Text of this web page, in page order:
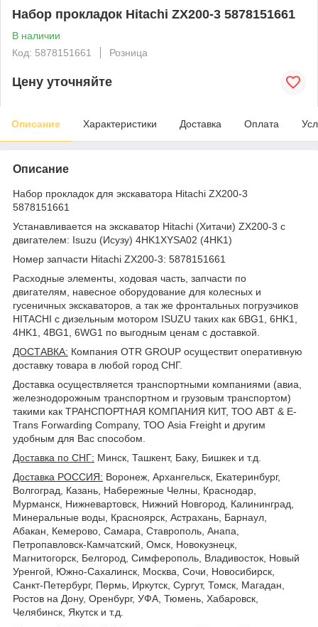
Набор прокладок Hitachi ZX200-3 5878151661
В наличии
Код: 5878151661
Розница
Цену уточняйте
Описание Характеристики Доставка Оплата
Описание
Набор прокладок для экскаватора Hitachi ZX200-3
5878151661
Устанавливается на экскаватор Hitachi (Хитачи) ZX200-3 с
двигателем: Isuzu (Исузу) 4HK1XYSA02 (4HK1)
Номер запчасти Hitachi ZX200-3: 5878151661
Расходные элементы, ходовая часть, запчасти по
двигателям, навесное оборудование для колесных и
гусеничных экскаваторов, а так же фронтальных погрузчиков
HITACHI с дизельным мотором ISUZU таких как 6BG1, 6HK1,
4HK1, 4BG1, 6WG1 по выгодным ценам с доставкой.
ДОСТАВКА: Компания OTR GROUP осуществит оперативную
доставку товара в любой город СНГ.
Доставка осуществляется транспортными компаниями (авиа,
железнодорожным транспортном и грузовым транспортом)
такими как ТРАНСПОРТНАЯ КОМПАНИЯ КИТ, ТОО ABT & E-
Trans Forwarding Company, ТОО Asia Freight и другим
удобным для Вас способом.
Доставка по СНГ: Минск, Ташкент, Баку, Бишкек и т.д.
Доставка РОССИЯ: Воронеж, Архангельск, Екатеринбург,
Волгоград, Казань, Набережные Челны, Краснодар,
Мурманск, Нижневартовск, Нижний Новгород, Калининград,
Минеральные воды, Красноярск, Астрахань, Барнаул,
Абакан, Кемерово, Самара, Ставрополь, Анапа,
Петропавловск-Камчатский, Омск, Новокузнецк,
Магнитогорск, Белгород, Симферополь, Владивосток, Новый
Уренгой, Южно-Сахалинск, Москва, Сочи, Новосибирск,
Санкт-Петербург, Пермь, Иркутск, Сургут, Томск, Магадан,
Ростов на Дону, Оренбург, УФА, Тюмень, Хабаровск,
Челябинск, Якутск и т.д.